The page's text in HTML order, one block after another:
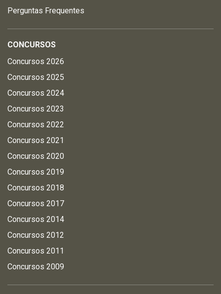
Perguntas Frequentes
CONCURSOS
Concursos 2026
Concursos 2025
Concursos 2024
Concursos 2023
Concursos 2022
Concursos 2021
Concursos 2020
Concursos 2019
Concursos 2018
Concursos 2017
Concursos 2014
Concursos 2012
Concursos 2011
Concursos 2009